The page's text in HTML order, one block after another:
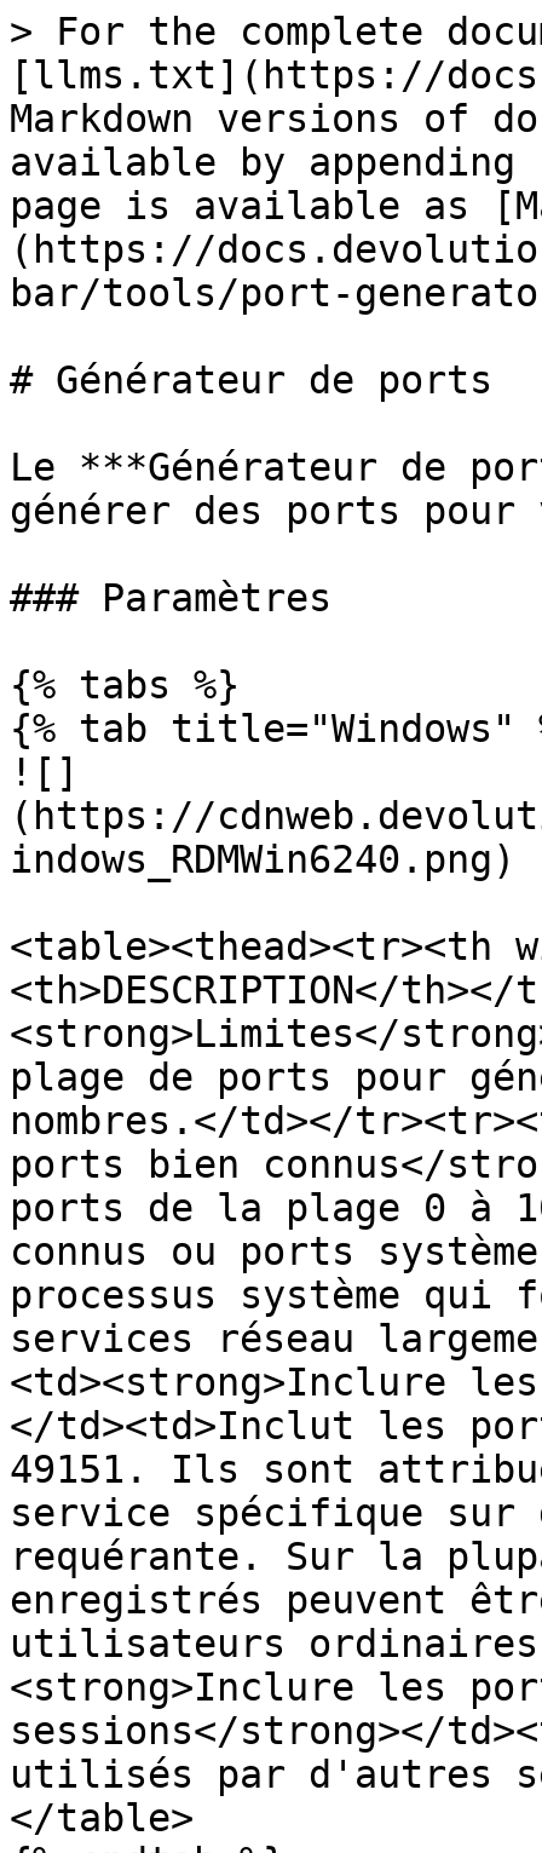
> For the complete
[llms.txt](https://
Markdown versions of
available by
page is available as
(https://
bar/tools/port-
# Générateur de ports
Le ***Générateur de
générer des ports pour
### Paramètres
{% tabs %}
{% tab title="Windows"
![]
(https://
indows_RDMWin6240.png)
<table><thead><tr><th
<th>DESCRIPTION</
<strong>Limites</
plage de ports pour
nombres.</td></
ports bien connus</
ports de la plage 0 à
connus ou ports
processus système qui
services réseau
<td><strong>Inclure
</td><td>Inclut les
49151. Ils sont
service spécifique sur
requérante. Sur la
enregistrés peuvent
utilisateurs
<strong>Inclure les
sessions</strong></
utilisés par d'autres
</table>